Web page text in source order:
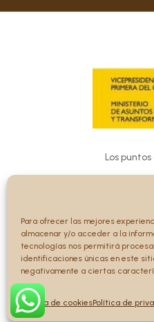
Para ofrecer las mejores
almacenar y/o acceder a la
tecnologías nos permitirá
identificaciones únicas en este
negativamente a ciertas
Política de cookiesPolítica de
Los